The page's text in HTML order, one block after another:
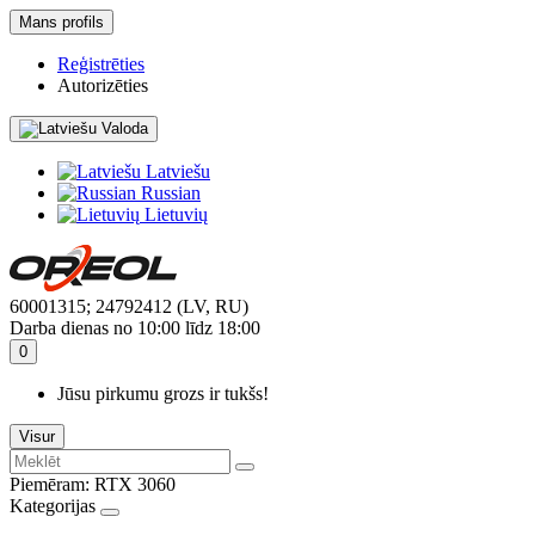
Mans profils
Reģistrēties
Autorizēties
Valoda
Latviešu
Russian
Lietuvių
60001315; 24792412 (LV, RU)
Darba dienas no 10:00 līdz 18:00
0
Jūsu pirkumu grozs ir tukšs!
Visur
Piemēram: RTX 3060
Kategorijas